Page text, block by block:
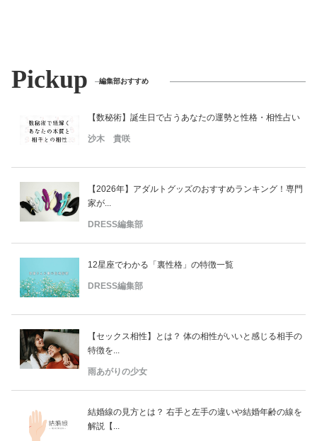
Pickup 編集部おすすめ
【数秘術】誕生日で占うあなたの運勢と性格・相性占い
沙木 貴咲
【2026年】アダルトグッズのおすすめランキング！専門
家が...
DRESS編集部
12星座でわかる「裏性格」の特徴一覧
DRESS編集部
【セックス相性】とは？ 体の相性がいいと感じる相手の
特徴を...
雨あがりの少女
結婚線の見方とは？ 右手と左手の違いや結婚年齢の線を
解説【...